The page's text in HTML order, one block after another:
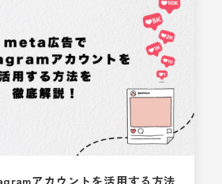
頻度が高いと思われるキャンペーン
ングキャンペー
アカウントを活用する方法